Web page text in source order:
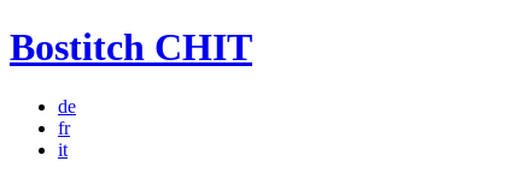
Bostitch CHIT
de
fr
it